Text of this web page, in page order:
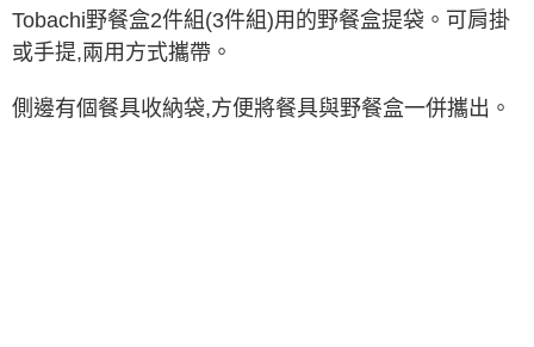
２．關於個人資料處理事宜，請瀏覽以下網址：
https://aftee.tw/terms/#terms3
３．未成年的使用者請事先徵得法定代理人或監護人之同意方可使用
任。
４．使用「AFTEE先享後付」時，將依據個別帳號之用戶狀況，依本公司即
Tobachi野餐盒2件組(3件組)用的野餐盒提袋。 可肩掛
或手提,兩用方式攜帶。
側邊有個餐具收納袋,方便將餐具與野餐盒一併攜出。